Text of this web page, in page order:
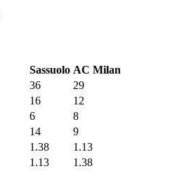
Sassuolo AC Milan
36
29
16
12
6
8
14
9
1.38
1.13
1.13
1.38